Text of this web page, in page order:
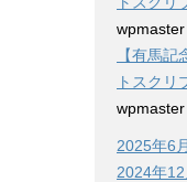
wpmaster
【有馬
トスク
wpmaster
2025年6月
2024年12